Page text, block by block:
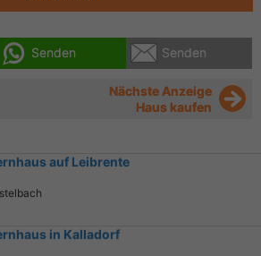
Senden Senden
Nächste Anzeige
Haus kaufen
auf Leibrente
in Kalladorf